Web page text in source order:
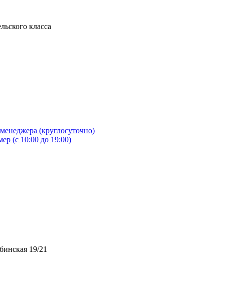
класса
(круглосуточно)
(с 10:00 до 19:00)
19/21